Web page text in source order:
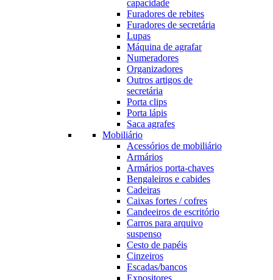
capacidade
Furadores de rebites
Furadores de secretária
Lupas
Máquina de agrafar
Numeradores
Organizadores
Outros artigos de
secretária
Porta clips
Porta lápis
Saca agrafes
Mobiliário
Acessórios de mobiliário
Armários
Armários porta-chaves
Bengaleiros e cabides
Cadeiras
Caixas fortes / cofres
Candeeiros de escritório
Carros para arquivo
suspenso
Cesto de papéis
Cinzeiros
Escadas/bancos
Expositores